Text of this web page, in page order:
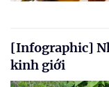
[Infographic]
kinh giới